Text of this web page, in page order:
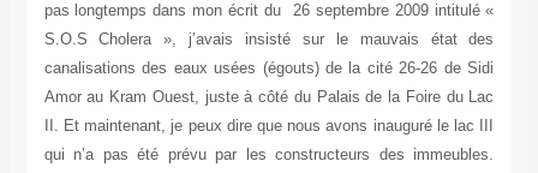
pas longtemps dans mon écrit du 26 septembre 2009 intitulé «
S.O.S Cholera », j’avais insisté sur le mauvais état des
canalisations des eaux usées (égouts) de la cité 26-26 de Sidi
Amor au Kram Ouest, juste à côté du Palais de la Foire du Lac
II. Et maintenant, je peux dire que nous avons inauguré le lac III
qui n’a pas été prévu par les constructeurs des immeubles.